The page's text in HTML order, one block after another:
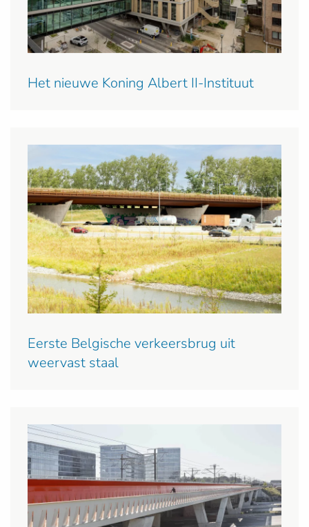
Het nieuwe Koning Albert II-Instituut
Eerste Belgische verkeersbrug uit
weervast staal